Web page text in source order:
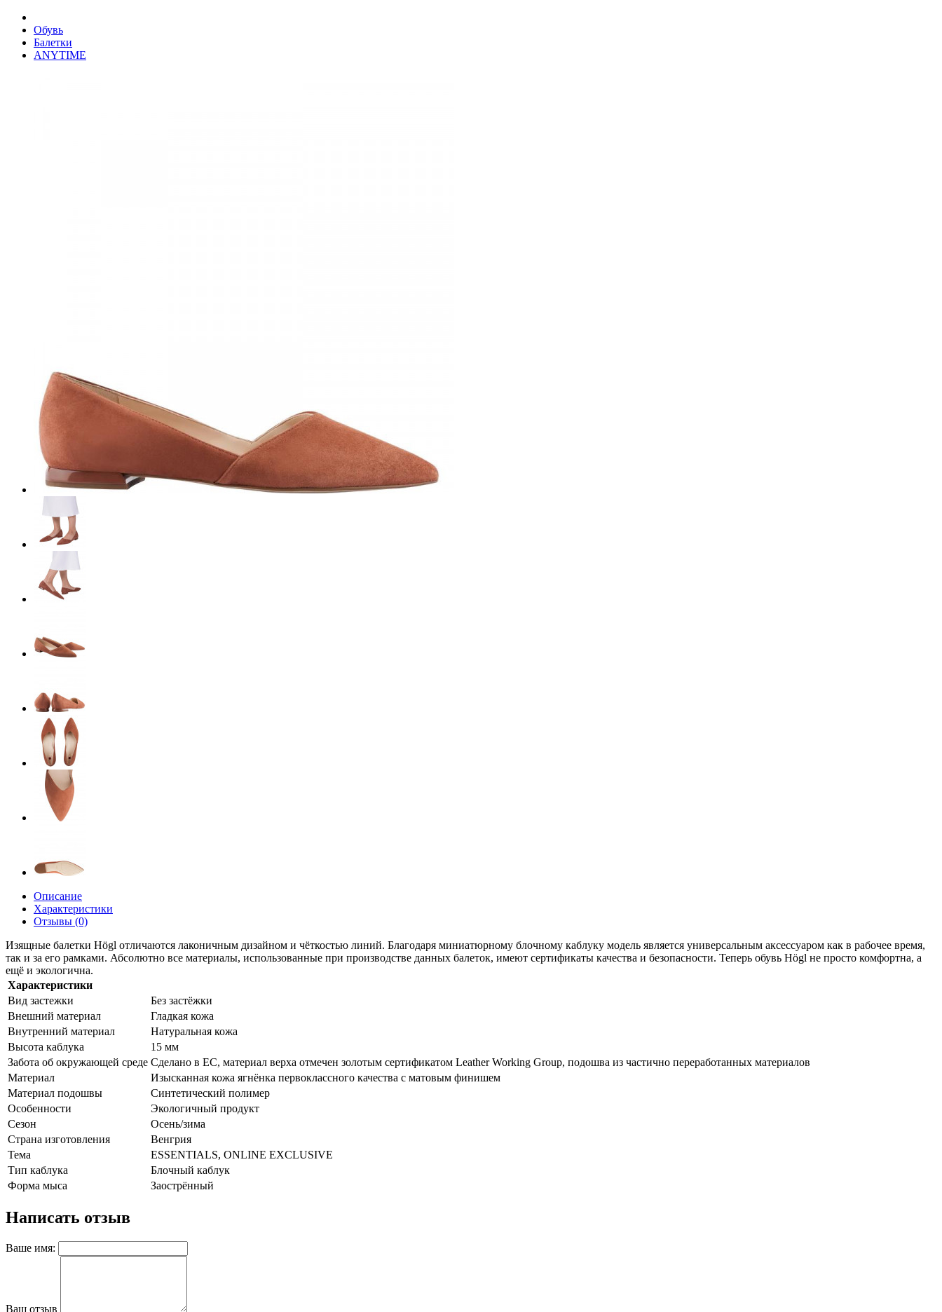
Обувь
Балетки
ANYTIME
Описание
Характеристики
Отзывы (0)
Изящные балетки Högl отличаются лаконичным дизайном и чёткостью линий. Благодаря миниатюрному блочному каблуку модель является универсальным аксессуаром как в рабочее время,
так и за его рамками. Абсолютно все материалы, использованные при производстве данных балеток, имеют сертификаты качества и безопасности. Теперь обувь Högl не просто комфортна, а
ещё и экологична.
Характеристики
Вид застежки
Без застёжки
Внешний материал
Гладкая кожа
Внутренний материал
Натуральная кожа
Высота каблука
15 мм
Забота об окружающей среде Cделано в ЕС, материал верха отмечен золотым сертификатом Leather Working Group, подошва из частично переработанных материалов
Материал
Изысканная кожа ягнёнка первоклассного качества с матовым финишем
Материал подошвы
Синтетический полимер
Особенности
Экологичный продукт
Сезон
Осень/зима
Страна изготовления
Венгрия
Тема
ESSENTIALS, ONLINE EXCLUSIVE
Тип каблука
Блочный каблук
Форма мыса
Заострённый
Написать отзыв
Ваше имя:
Ваш отзыв